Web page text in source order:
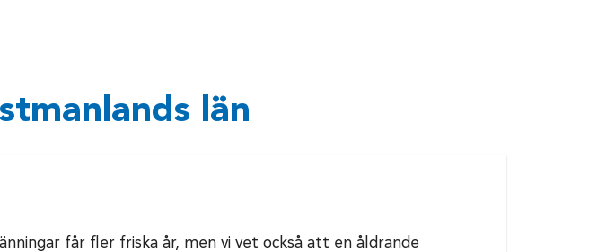
län
får fler friska år, men vi vet också att en åldrande